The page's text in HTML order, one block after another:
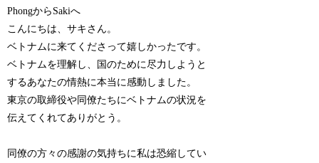
PhongからSakiへ
こんにちは、サキさん。
ベトナムに来てくださって嬉しかったです。
ベトナムを理解し、国のために尽力しようと
するあなたの情熱に本当に感動しました。
東京の取締役や同僚たちにベトナムの状況を
伝えてくれてありがとう。
同僚の方々の感謝の気持ちに私は恐縮してい